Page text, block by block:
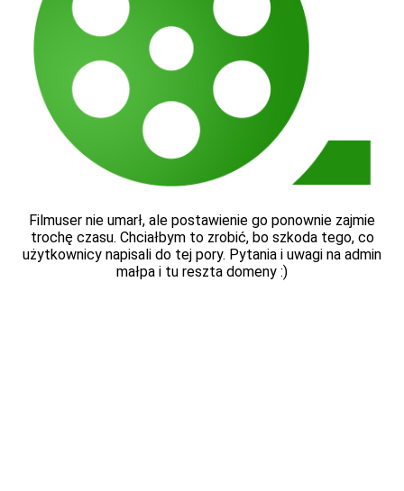
Filmuser nie umarł, ale postawienie go ponownie zajmie
trochę czasu. Chciałbym to zrobić, bo szkoda tego, co
użytkownicy napisali do tej pory. Pytania i uwagi na admin
małpa i tu reszta domeny :)